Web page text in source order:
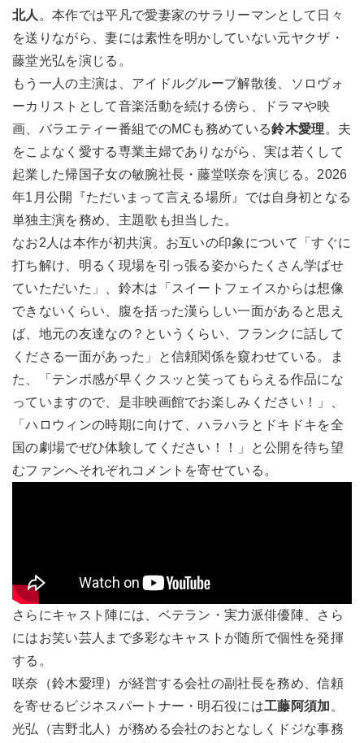
北人 。本作では平凡で愛妻家のサラリーマンとして日々
を送りながら、妻には素性を明かしていない元ヤクザ・
藤堂光弘を演じる。
もう一人の主演は、アイドルグループ解散後、ソロヴォ
ーカリストとして音楽活動を続ける傍ら、ドラマや映
画、バラエティー番組でのMCも務めている鈴木愛理 。夫
をこよなく愛する専業主婦でありながら、実は若くして
起業した帰国子女の敏腕社長・藤堂咲奈を演じる。2026
年1月公開『ただいまって言える場所』では自身初となる
単独主演を務め、主題歌も担当した。
なお2人は本作が初共演。お互いの印象について「すぐに
打ち解け、明るく現場を引っ張る姿からたくさん学ばせ
ていただいた」、鈴木は「スイートフェイスからは想像
できないくらい、腹を括った漢らしい一面があると思え
ば、地元の友達なの？というくらい、フランクに話して
くださる一面があった」と信頼関係を窺わせている。ま
た、「テンポ感が早くクスッと笑ってもらえる作品にな
っていますので、是非映画館でお楽しみください！」、
「ハロウィンの時期に向けて、ハラハラとドキドキを全
国の劇場でぜひ体験してください！！」と公開を待ち望
むファンへそれぞれコメントを寄せている。
さらにキャスト陣には、ベテラン・実力派俳優陣、さら
にはお笑い芸人まで多彩なキャストが随所で個性を発揮
する。
咲奈（鈴木愛理）が経営する会社の副社長を務め、信頼
を寄せるビジネスパートナー・明石役には工藤阿須加 。
光弘（吉野北人）が務める会社のおとなしくドジな事務